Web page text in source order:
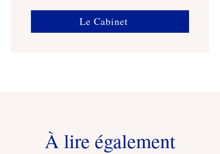
Le Cabinet
À lire également